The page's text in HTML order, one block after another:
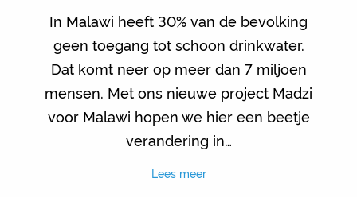
In Malawi heeft 30% van de bevolking
geen toegang tot schoon drinkwater.
Dat komt neer op meer dan 7 miljoen
mensen. Met ons nieuwe project Madzi
voor Malawi hopen we hier een beetje
verandering in…
Lees meer